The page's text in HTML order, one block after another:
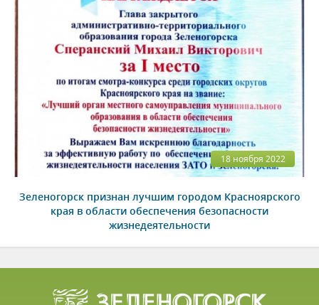
18 ноября 2022
Зеленогорск признан лучшим городом Красноярского
края в области обеспечения безопасности
жизнедеятельности